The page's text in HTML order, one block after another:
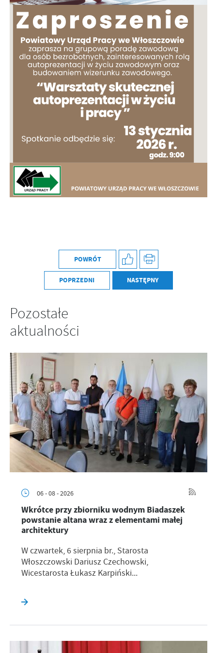
POWRÓT
POPRZEDNI NASTĘPNY
Pozostałe
aktualności
06 - 08 - 2026
Wkrótce przy zbiorniku wodnym Biadaszek
powstanie altana wraz z elementami małej
architektury
W czwartek, 6 sierpnia br., Starosta
Włoszczowski Dariusz Czechowski,
Wicestarosta Łukasz Karpiński...
Firmy te działają w charakterze pośredników prezentujących nasze
treści w postaci wiadomości, ofert, komunikatów mediów
społecznościowych.